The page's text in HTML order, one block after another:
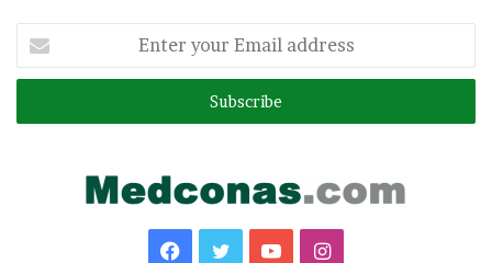
your
Email
Facebook
TwitterYouTubeInstagram